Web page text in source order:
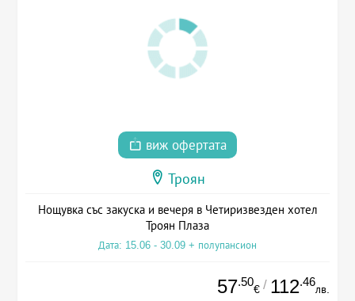
виж офертата
Троян
Нощувка със закуска и вечеря в Четиризвезден хотел
Троян Плаза
Дата: 15.06 - 30.09 + полупансион
57.50
€ / 112.46
лв.